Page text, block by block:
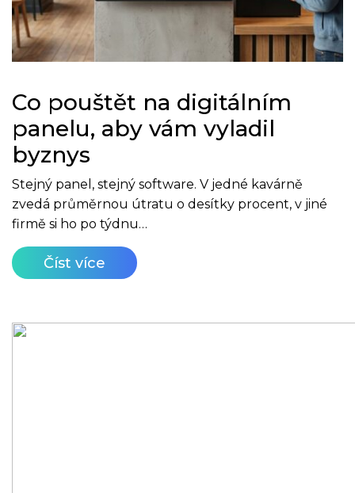
Co pouštět na digitálním
panelu, aby vám vyladil
byznys
Stejný panel, stejný software. V jedné kavárně
zvedá průměrnou útratu o desítky procent, v jiné
firmě si ho po týdnu…
Číst více